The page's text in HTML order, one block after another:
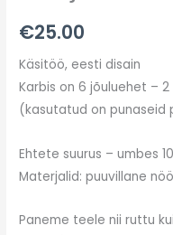
€25.00
Käsitöö, eesti disain
Karbis on 6 jõuluehet –
(kasutatud on punaseid
Ehtete suurus – umbes
Materjalid: puuvillane
Paneme teele nii ruttu